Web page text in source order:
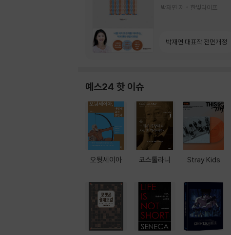
박재연 저 한빛라이프
박재연 대표작 전면개정
예스24 핫 이슈
오뒷세이아 코스톨라니 Stray Kids